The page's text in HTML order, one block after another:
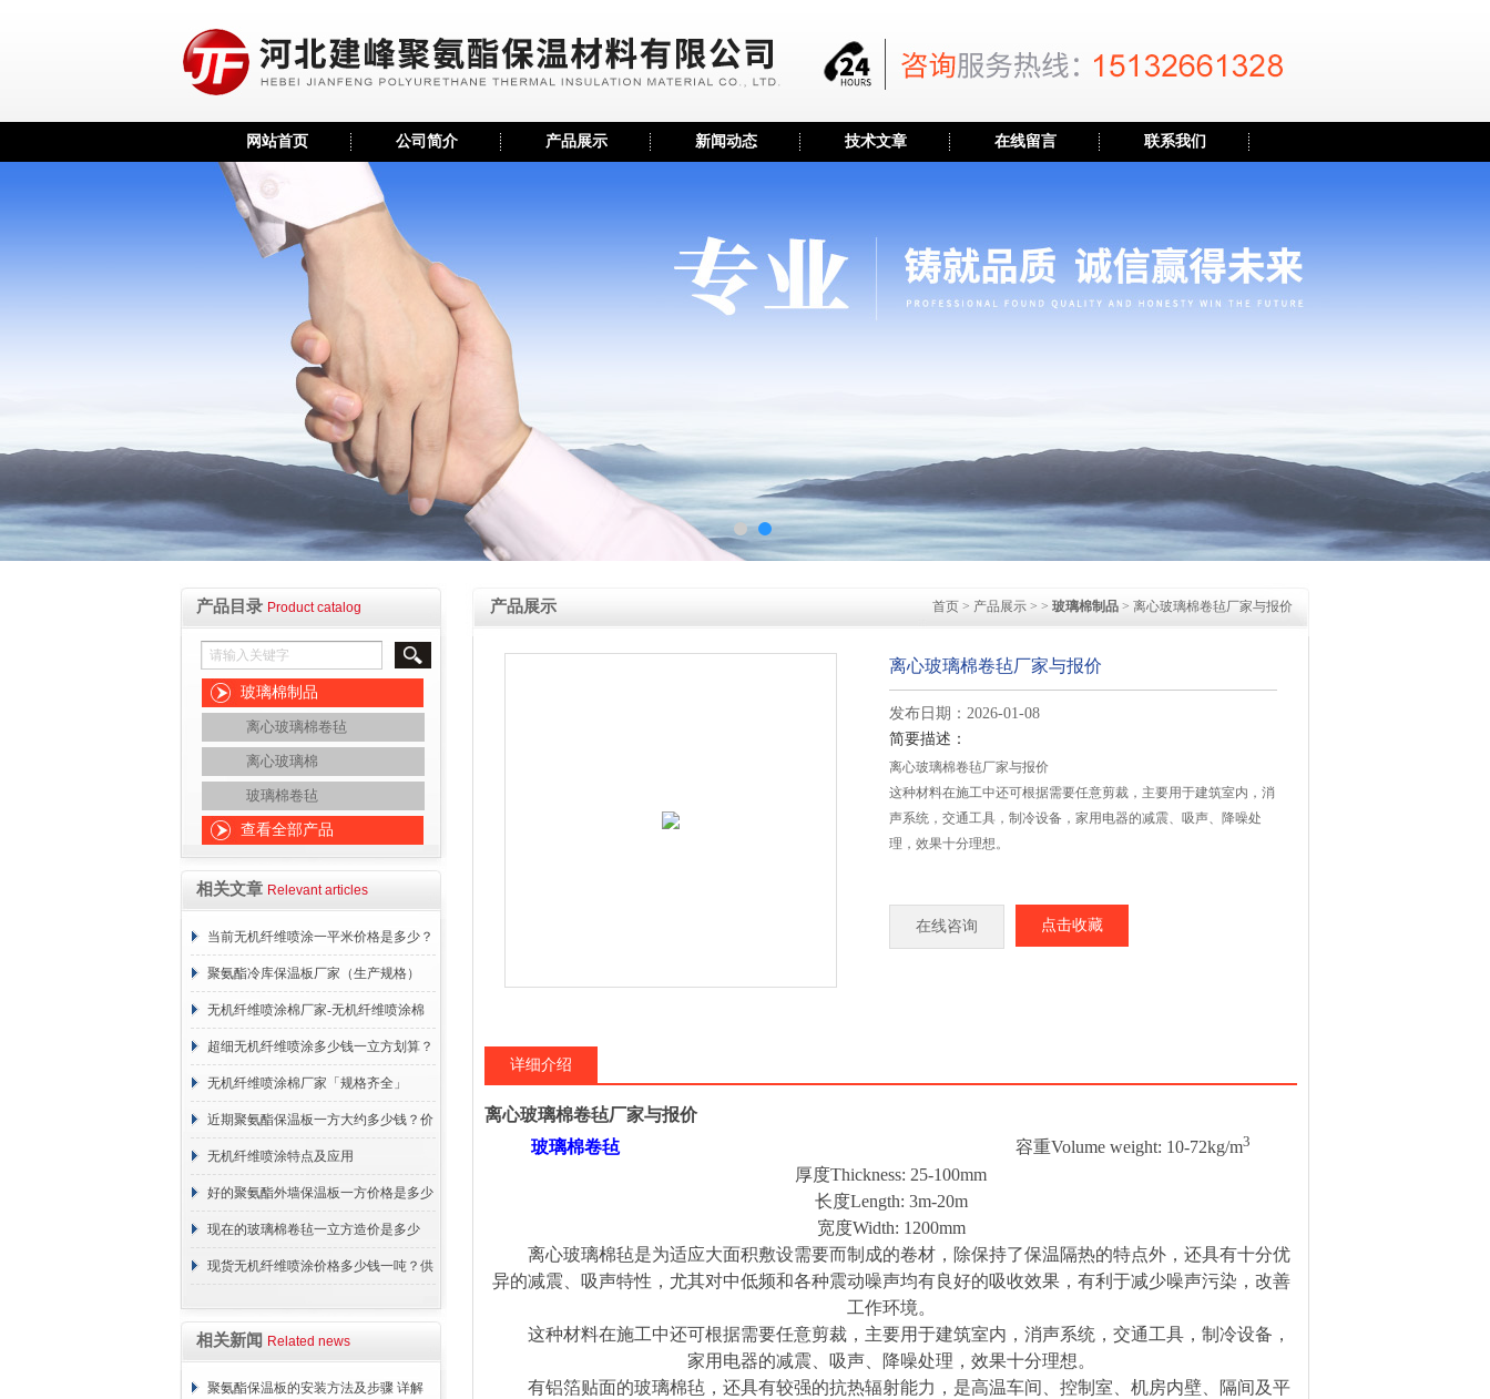
网站首页 公司简介 产品展示 新闻动态 技术文章 在线留言 联系我们
产品目录 Product catalog
玻璃棉制品
离心玻璃棉卷毡
离心玻璃棉
玻璃棉卷毡
查看全部产品
相关文章 Relevant articles
当前无机纤维喷涂一平米价格是多少？
报价表
聚氨酯冷库保温板厂家（生产规格）
无机纤维喷涂棉厂家-无机纤维喷涂棉
支持定制厂家-【建峰保温】
超细无机纤维喷涂多少钱一立方划算？
价格
无机纤维喷涂棉厂家「规格齐全」
近期聚氨酯保温板一方大约多少钱？价
格行情
无机纤维喷涂特点及应用
好的聚氨酯外墙保温板一方价格是多少
钱？
现在的玻璃棉卷毡一立方造价是多少
钱？价格行情
现货无机纤维喷涂价格多少钱一吨？供
相关新闻 Related news
聚氨酯保温板的安装方法及步骤 详解
产品展示 首页 > 产品展示 > > 玻璃棉制品 > 离心玻璃棉卷毡厂家与报价
离心玻璃棉卷毡厂家与报价
发布日期：2026-01-08
简要描述：
离心玻璃棉卷毡厂家与报价
这种材料在施工中还可根据需要任意剪裁，主要用于建筑室内，消
声系统，交通工具，制冷设备，家用电器的减震、吸声、降噪处
理，效果十分理想。
在线咨询 点击收藏
详细介绍
离心玻璃棉卷毡厂家与报价
玻璃棉卷毡
容重Volume weight: 10-72kg/m3
厚度Thickness: 25-100mm
长度Length: 3m-20m
宽度Width: 1200mm
离心玻璃棉毡是为适应大面积敷设需要而制成的卷材，除保持了保温隔热的特点外，还具有十分优
异的减震、吸声特性，尤其对中低频和各种震动噪声均有良好的吸收效果，有利于减少噪声污染，改善
工作环境。
这种材料在施工中还可根据需要任意剪裁，主要用于建筑室内，消声系统，交通工具，制冷设备，
家用电器的减震、吸声、降噪处理，效果十分理想。
有铝箔贴面的玻璃棉毡，还具有较强的抗热辐射能力，是高温车间、控制室、机房内壁、隔间及平